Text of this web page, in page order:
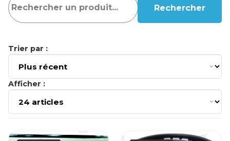
Rechercher
Trier par :
Afficher :